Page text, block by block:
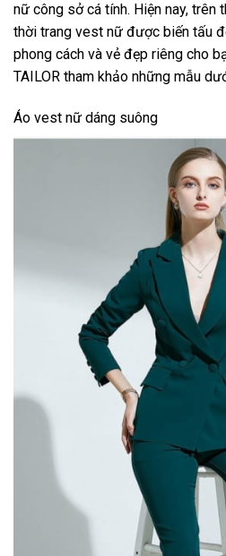
nữ công sở cá tính. Hiện nay, trên
thời trang vest nữ được biến tấu
phong cách và vẻ đẹp riêng cho
TAILOR tham khảo những mẫu
Áo vest nữ dáng suông